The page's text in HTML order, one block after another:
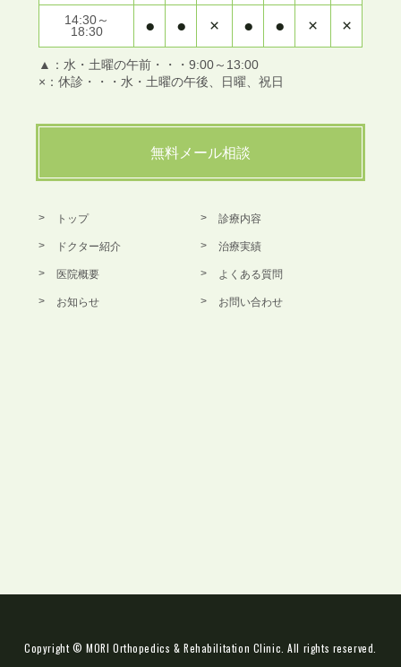
14:30～
18:30
● ● × ● ● × ×
▲：水・土曜の午前・・・9:00～13:00
×：休診・・・水・土曜の午後、日曜、祝日
無料メール相談
トップ 診療内容
ドクター紹介 治療実績
医院概要 よくある質問
お知らせ お問い合わせ
Copyright © MORI Orthopedics & Rehabilitation Clinic. All rights reserved.